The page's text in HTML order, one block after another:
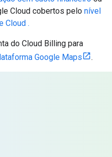
Cloud cobertos pelo nível
Cloud .
do Cloud Billing para
Google Maps .